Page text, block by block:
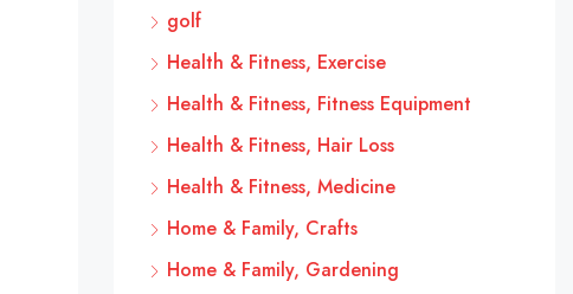
golf
Health & Fitness, Exercise
Health & Fitness, Fitness Equipment
Health & Fitness, Hair Loss
Health & Fitness, Medicine
Home & Family, Crafts
Home & Family, Gardening